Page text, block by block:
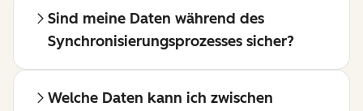
Sind meine Daten während des
Synchronisierungsprozesses sicher?
Welche Daten kann ich zwischen